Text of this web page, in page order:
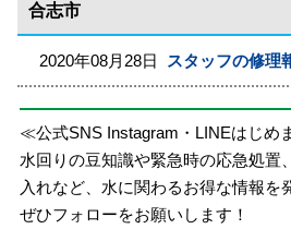
合志市
2020年08月28日 スタッフの修理
≪公式SNS Instagram・LINEはじめ
水回りの豆知識や緊急時の応急処置
入れなど、水に関わるお得な情報を
ぜひフォローをお願いします！